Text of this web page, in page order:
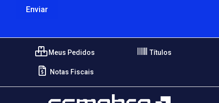
Meus Pedidos Títulos
Notas Fiscais